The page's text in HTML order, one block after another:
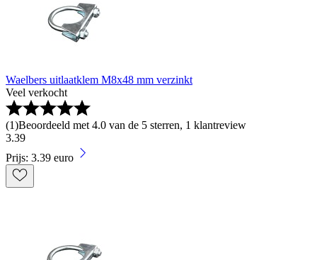
Waelbers uitlaatklem M8x48 mm verzinkt
Veel verkocht
(1)Beoordeeld met 4.0 van de 5 sterren, 1 klantreview
3.39
Prijs: 3.39 euro